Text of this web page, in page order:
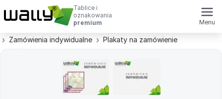
Tablice i
oznakowania
premium
Menu
Zamówienia indywidualne Plakaty na zamówienie